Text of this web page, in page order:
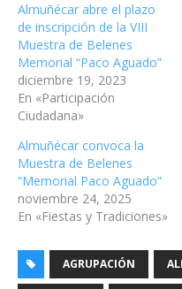
Almuñécar abre el plazo
de inscripción de la VIII
Muestra de Belenes
Memorial “Paco Aguado”
diciembre 19, 2023
En «Participación
Ciudadana»
Almuñécar convoca la
Muestra de Belenes
“Memorial Paco Aguado”
noviembre 24, 2025
En «Fiestas y Tradiciones»
AGRUPACIÓN